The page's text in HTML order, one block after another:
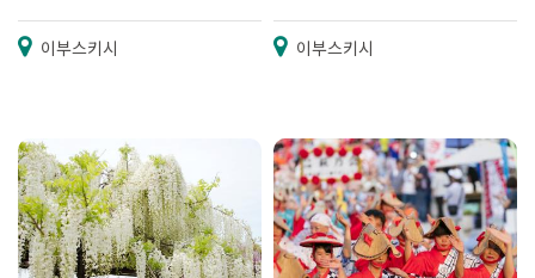
이부스키시 이부스키시